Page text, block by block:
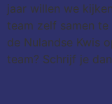
jaar willen we
team zelf samen
de Nulandse Kwis
team? Schrijf je